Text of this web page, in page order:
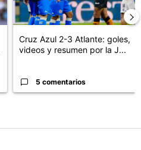
Cruz Azul 2-3 Atlante: goles,
videos y resumen por la J...
5 comentarios